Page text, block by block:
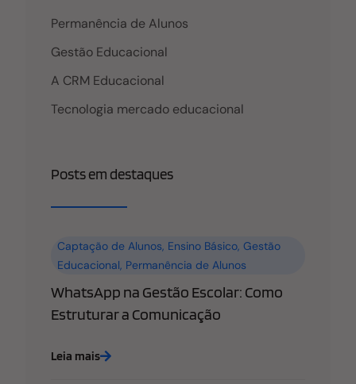
Permanência de Alunos
Gestão Educacional
A CRM Educacional
Tecnologia mercado educacional
Posts em destaques
Captação de Alunos, Ensino Básico,Gestão
Educacional, Permanência de Alunos
WhatsApp na Gestão Escolar: Como
Estruturar a Comunicação
Leia mais